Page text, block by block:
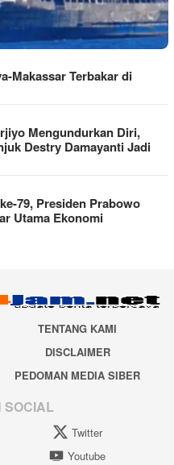
Makassar Terbakar di
Mengundurkan Diri,
Destry Damayanti Jadi
79, Presiden Prabowo
Utama Ekonomi
TENTANG KAMI
DISCLAIMER
PEDOMAN MEDIA SIBER
SOCIAL
Twitter
Youtube